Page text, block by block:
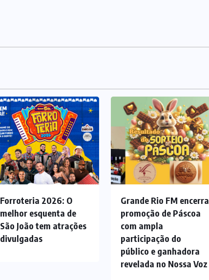
Forroteria 2026: O
melhor esquenta de
São João tem atrações
divulgadas
Grande Rio FM encerra
promoção de Páscoa
com ampla
participação do
público e ganhadora
revelada no Nossa Voz